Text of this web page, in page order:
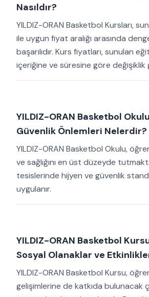
Nasıldır?
YILDIZ-ORAN Basketbol Kursları,
ile uygun fiyat aralığı arasında
başarılıdır. Kurs fiyatları, sunulan
içeriğine ve süresine göre
YILDIZ-ORAN Basketbol
Güvenlik Önlemleri Nelerdir?
YILDIZ-ORAN Basketbol Okulu,
ve sağlığını en üst düzeyde
tesislerinde hijyen ve güvenlik
uygulanır.
YILDIZ-ORAN Basketbol
Sosyal Olanaklar ve
YILDIZ-ORAN Basketbol Kursu,
gelişimlerine de katkıda bulunacak